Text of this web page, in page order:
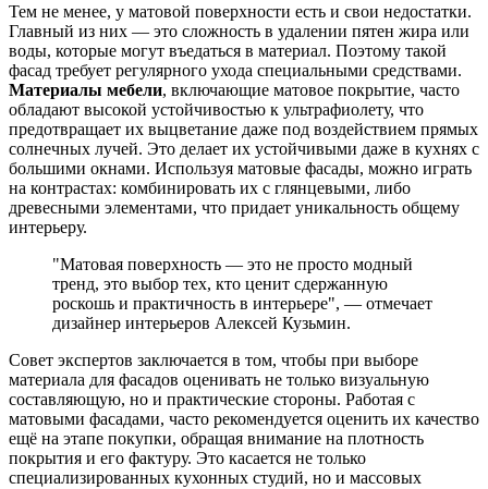
Тем не менее, у матовой поверхности есть и свои недостатки.
Главный из них — это сложность в удалении пятен жира или
воды, которые могут въедаться в материал. Поэтому такой
фасад требует регулярного ухода специальными средствами.
Материалы мебели, включающие матовое покрытие, часто
обладают высокой устойчивостью к ультрафиолету, что
предотвращает их выцветание даже под воздействием прямых
солнечных лучей. Это делает их устойчивыми даже в кухнях с
большими окнами. Используя матовые фасады, можно играть
на контрастах: комбинировать их с глянцевыми, либо
древесными элементами, что придает уникальность общему
интерьеру.
"Матовая поверхность — это не просто модный
тренд, это выбор тех, кто ценит сдержанную
роскошь и практичность в интерьере", — отмечает
дизайнер интерьеров Алексей Кузьмин.
Совет экспертов заключается в том, чтобы при выборе
материала для фасадов оценивать не только визуальную
составляющую, но и практические стороны. Работая с
матовыми фасадами, часто рекомендуется оценить их качество
ещё на этапе покупки, обращая внимание на плотность
покрытия и его фактуру. Это касается не только
специализированных кухонных студий, но и массовых